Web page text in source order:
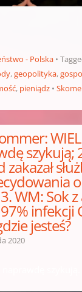
- Polska
,geopolityka,
, pieniądz
szykują;
o
WM: Sok
infekcji
jesteś?
2020